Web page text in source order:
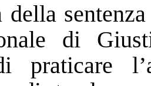
della
di
praticare